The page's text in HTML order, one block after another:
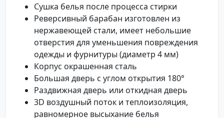
Сушка белья после процесса стирки
Реверсивный барабан изготовлен из
нержавеющей стали, имеет небольшие
отверстия для уменьшения повреждения
одежды и фурнитуры (диаметр 4 мм)
Корпус окрашенная сталь
Большая дверь с углом открытия 180°
Раздвижная дверь или откидная дверь
3D воздушный поток и теплоизоляция,
равномерное высыхание белья